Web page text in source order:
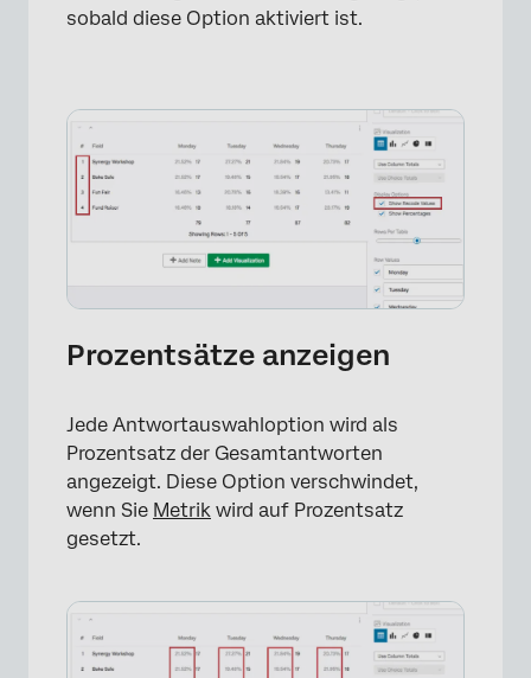
×
sobald diese Option aktiviert ist.
Prozentsätze anzeigen
Jede Antwortauswahloption wird als
Prozentsatz der Gesamtantworten
angezeigt. Diese Option verschwindet,
wenn Sie Metrik wird auf Prozentsatz
gesetzt.